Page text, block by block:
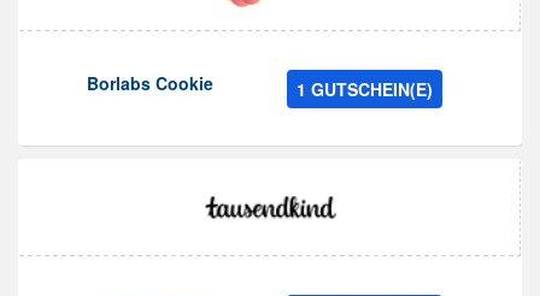
Borlabs Cookie 1 GUTSCHEIN(E)